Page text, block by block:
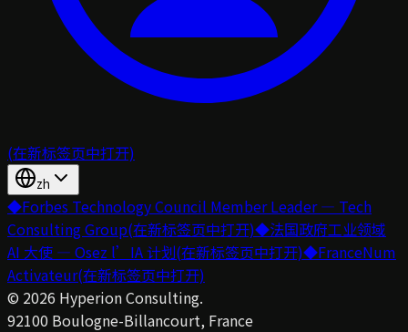
(在新标签页中打开)
zh
◆Forbes Technology Council Member Leader — Tech
Consulting Group(在新标签页中打开)◆法国政府工业领域
AI 大使 — Osez l’IA 计划(在新标签页中打开)◆FranceNum
Activateur(在新标签页中打开)
© 2026 Hyperion Consulting.
92100 Boulogne-Billancourt, France